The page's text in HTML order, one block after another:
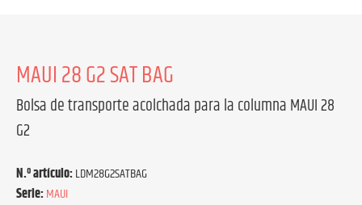
MAUI 28 G2 SAT BAG
Bolsa de transporte acolchada para la columna MAUI 28
G2
N.º artículo:LDM28G2SATBAG
Serie:MAUI